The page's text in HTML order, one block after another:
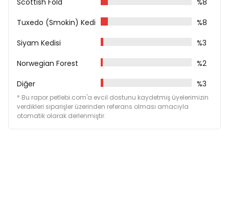
Metiyonin 1.500 mg/kg
Demir 200 mg/kg
İyot 1,5 mg/kg
Manganez 50 mg/kg
Çinko 140 mg/kg
Selenyum 0,3 mg/kg
Scottish Fold
%8
Tuxedo (Smokin) Kedi
%8
Siyam Kedisi
%3
Norwegian Forest
%2
Diğer
%3
* Bu rapor petlebi.com'a evcil dostunu kaydetmiş üyelerimizin
verdikleri siparişler üzerinden referans olması amacıyla
otomatik olarak derlenmiştir.